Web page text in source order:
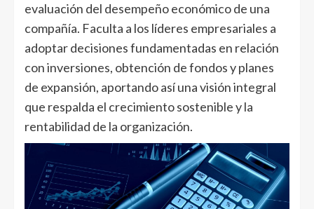
evaluación del desempeño económico de una
compañía. Faculta a los líderes empresariales a
adoptar decisiones fundamentadas en relación
con inversiones, obtención de fondos y planes
de expansión, aportando así una visión integral
que respalda el crecimiento sostenible y la
rentabilidad de la organización.